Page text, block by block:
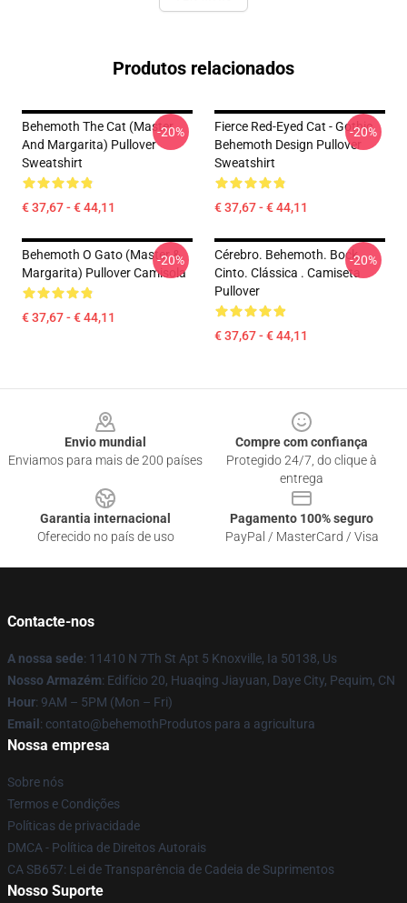
Produtos relacionados
Behemoth The Cat (Master
And Margarita) Pullover
Sweatshirt
€ 37,67 - € 44,11
-20%
Fierce Red-Eyed Cat - Gothic
Behemoth Design Pullover
Sweatshirt
€ 37,67 - € 44,11
-20%
Behemoth O Gato (Master &
Margarita) Pullover Camisola
€ 37,67 - € 44,11
-20%
Cérebro. Behemoth. Bock.
Cinto. Clássica . Camiseta
Pullover
€ 37,67 - € 44,11
-20%
Envio mundial
Enviamos para mais de 200 países
Compre com confiança
Protegido 24/7, do clique à
entrega
Garantia internacional
Oferecido no país de uso
Pagamento 100% seguro
PayPal / MasterCard / Visa
Contacte-nos
A nossa sede: 11410 N 7Th St Apt 5 Knoxville, Ia 50138, Us
Nosso Armazém: Edifício 20, Huaqing Jiayuan, Daye City, Pequim, CN
Hour: 9AM – 5PM (Mon – Fri)
Email : contato@behemothProdutos para a agricultura
Nossa empresa
Sobre nós
Termos e Condições
Políticas de privacidade
DMCA - Política de Direitos Autorais
CA SB657: Lei de Transparência de Cadeia de Suprimentos
Nosso Suporte